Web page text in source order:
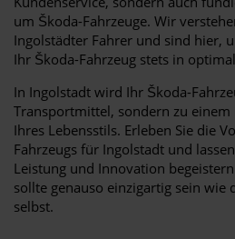
um Škoda-Fahrzeuge. Wir
Ingolstädter Fahrer und sind hier,
Ihr Škoda-Fahrzeug stets in
In Ingolstadt wird Ihr Škoda-
Transportmittel, sondern zu
Ihres Lebensstils. Erleben Sie die
Fahrzeugs für Ingolstadt und
Leistung und Innovation
sollte genauso einzigartig sein wie
selbst.